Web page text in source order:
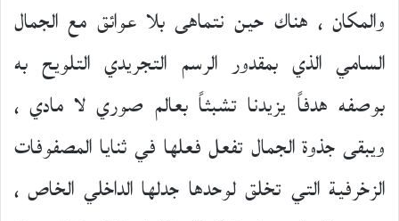
والمكان ، هناك حين نتماهى بلا عوائق مع الجمال
السامي الذي بمقدور الرسم التجريدي التلويح به
بوصفه هدفاً يزيدنا تشبثاً بعالم صوري لا مادي ،
ويبقى جذوة الجمال تفعل فعلها في ثنايا المصفوفات
الزخرفية التي تخلق لوحدها جدلها الداخلي الخاص ،